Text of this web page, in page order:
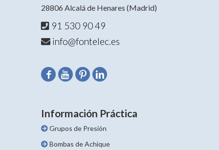
28806 Alcalá de Henares (Madrid)
91 530 90 49
info@fontelec.es
Información Práctica
Grupos de Presión
Bombas de Achique